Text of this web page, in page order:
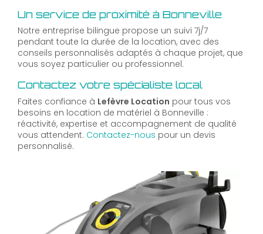
Un service de proximité à Bonneville
Notre entreprise bilingue propose un suivi 7j/7
pendant toute la durée de la location, avec des
conseils personnalisés adaptés à chaque projet, que
vous soyez particulier ou professionnel.
Contactez votre spécialiste local
Faites confiance à Lefèvre Location pour tous vos
besoins en location de matériel à Bonneville :
réactivité, expertise et accompagnement de qualité
vous attendent. Contactez-nous pour un devis
personnalisé.